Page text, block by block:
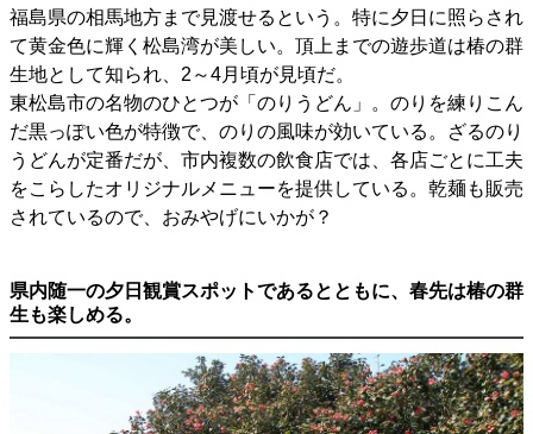
福島県の相馬地方まで見渡せるという。特に夕日に照らされ
て黄金色に輝く松島湾が美しい。頂上までの遊歩道は椿の群
生地として知られ、2～4月頃が見頃だ。
東松島市の名物のひとつが「のりうどん」。のりを練りこん
だ黒っぽい色が特徴で、のりの風味が効いている。ざるのり
うどんが定番だが、市内複数の飲食店では、各店ごとに工夫
をこらしたオリジナルメニューを提供している。乾麺も販売
されているので、おみやげにいかが？
県内随一の夕日観賞スポットであるとともに、春先は椿の群
生も楽しめる。